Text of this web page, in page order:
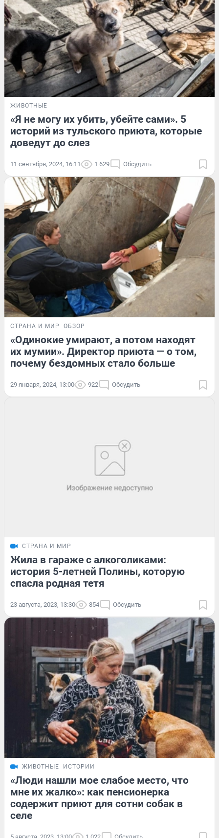
ЖИВОТНЫЕ
«Я не могу их убить, убейте сами». 5
историй из тульского приюта, которые
доведут до слез
11 сентября, 2024, 16:11 1 629 Обсудить
СТРАНА И МИР ОБЗОР
«Одинокие умирают, а потом находят
их мумии». Директор приюта — о том,
почему бездомных стало больше
29 января, 2024, 13:00 922 Обсудить
СТРАНА И МИР
Жила в гараже с алкоголиками:
история 5-летней Полины, которую
спасла родная тетя
23 августа, 2023, 13:30 854 Обсудить
ЖИВОТНЫЕ ИСТОРИИ
«Люди нашли мое слабое место, что
мне их жалко»: как пенсионерка
содержит приют для сотни собак в
селе